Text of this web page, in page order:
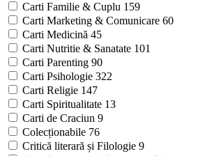
Carti Familie & Cuplu 159
Carti Marketing & Comunicare 60
Carti Medicină 45
Carti Nutritie & Sanatate 101
Carti Parenting 90
Carti Psihologie 322
Carti Religie 147
Carti Spiritualitate 13
Carti de Craciun 9
Colecționabile 76
Critică literară și Filologie 9